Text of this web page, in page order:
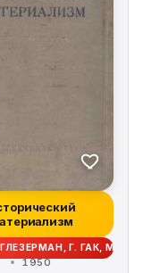
Г. ГАК,
1950